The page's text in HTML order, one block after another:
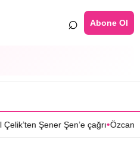
⌕ Abone Ol
çağrı•Özcan Deniz: Erkeklerin